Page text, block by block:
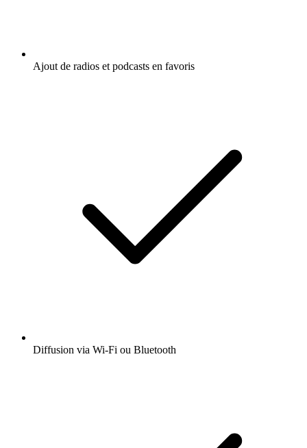
Ajout de radios et podcasts en favoris
Diffusion via Wi-Fi ou Bluetooth